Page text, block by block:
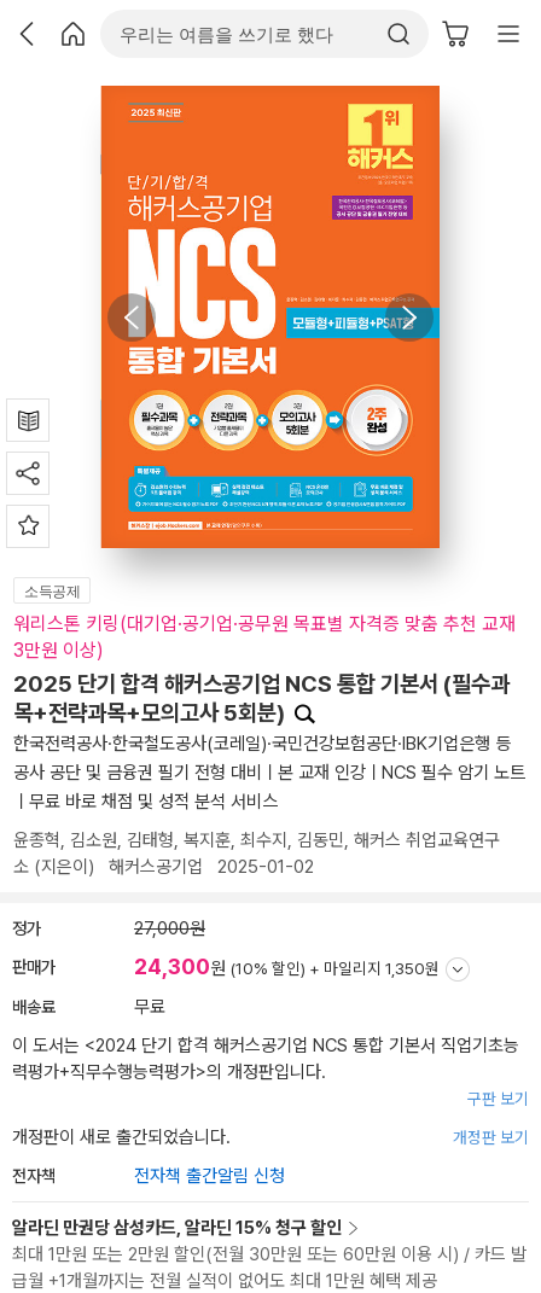
소득공제
워리스톤 키링(대기업·공기업·공무원 목표별 자격증 맞춤 추천 교재
3만원 이상)
2025 단기 합격 해커스공기업 NCS 통합 기본서 (필수과
목+전략과목+모의고사 5회분)
한국전력공사·한국철도공사(코레일)·국민건강보험공단·IBK기업은행 등
공사 공단 및 금융권 필기 전형 대비ㅣ본 교재 인강ㅣNCS 필수 암기 노트
ㅣ무료 바로 채점 및 성적 분석 서비스
윤종혁, 김소원, 김태형, 복지훈, 최수지 , 김동민, 해커스 취업교육연구
소 (지은이) 해커스공기업 2025-01-02
정가 27,000원
판매가 24,300원 (10% 할인) + 마일리지 1,350원
배송료
무료
이 도서는 <2024 단기 합격 해커스공기업 NCS 통합 기본서 직업기초능
력평가+직무수행능력평가>의 개정판입니다.
구판 보기
개정판이 새로 출간되었습니다. 개정판 보기
전자책 전자책 출간알림 신청
알라딘 만권당 삼성카드, 알라딘 15% 청구 할인
최대 1만원 또는 2만원 할인(전월 30만원 또는 60만원 이용 시) / 카드 발
급월 +1개월까지는 전월 실적이 없어도 최대 1만원 혜택 제공